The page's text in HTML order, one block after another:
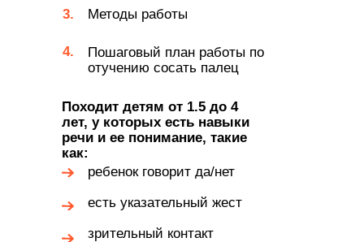
Пошаговый план работы по
отучению сосать палец
4.
Методы работы
3.
Походит детям от 1.5 до 4
лет, у которых есть навыки
речи и ее понимание, такие
как:
ребенок говорит да/нет
есть указательный жест
зрительный контакт